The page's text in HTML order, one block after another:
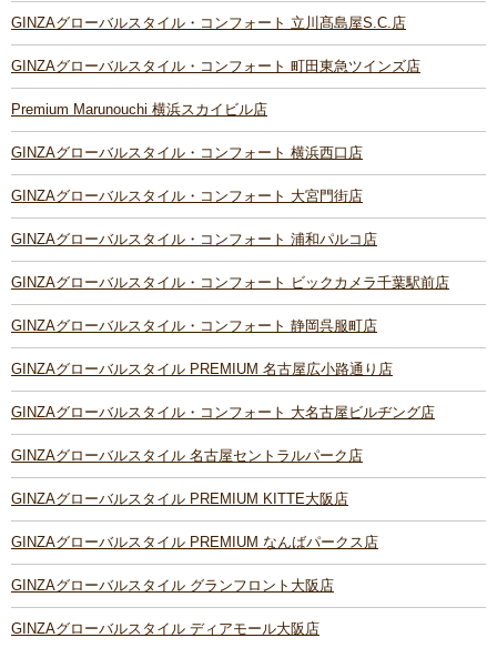
GINZAグローバルスタイル・コンフォート 立川髙島屋S.C.店
GINZAグローバルスタイル・コンフォート 町田東急ツインズ店
Premium Marunouchi 横浜スカイビル店
GINZAグローバルスタイル・コンフォート 横浜西口店
GINZAグローバルスタイル・コンフォート 大宮門街店
GINZAグローバルスタイル・コンフォート 浦和パルコ店
GINZAグローバルスタイル・コンフォート ビックカメラ千葉駅前店
GINZAグローバルスタイル・コンフォート 静岡呉服町店
GINZAグローバルスタイル PREMIUM 名古屋広小路通り店
GINZAグローバルスタイル・コンフォート 大名古屋ビルヂング店
GINZAグローバルスタイル 名古屋セントラルパーク店
GINZAグローバルスタイル PREMIUM KITTE大阪店
GINZAグローバルスタイル PREMIUM なんばパークス店
GINZAグローバルスタイル グランフロント大阪店
GINZAグローバルスタイル ディアモール大阪店